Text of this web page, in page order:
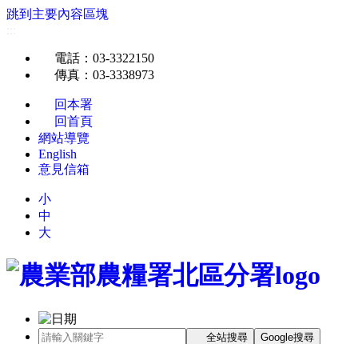
跳到主要內容區塊
電話 ：03-3322150
傳真 ：03-3338973
回本署
回首頁
網站導覽
English
意見信箱
小
中
大
全站搜尋 Google搜尋